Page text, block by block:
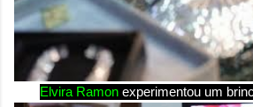
Elvira Ramonexperimentou um